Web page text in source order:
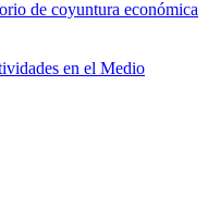
de coyuntura económica
en el Medio